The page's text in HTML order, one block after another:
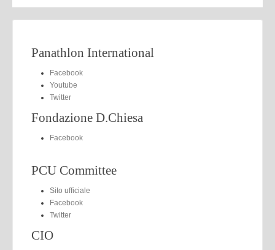
Panathlon International
Facebook
Youtube
Twitter
Fondazione D.Chiesa
Facebook
PCU Committee
Sito ufficiale
Facebook
Twitter
CIO